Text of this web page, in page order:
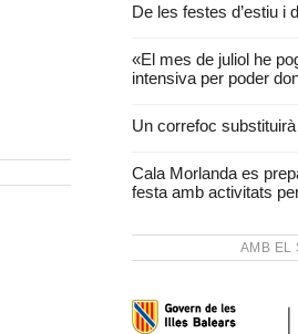
De les festes d’estiu i
«El mes de juliol he
intensiva per poder
Un correfoc substituirà
Cala Morlanda es
festa amb activitats
AMB EL